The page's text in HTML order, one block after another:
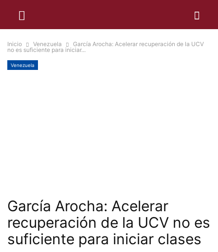
Inicio Venezuela
García Arocha: Acelerar recuperación de la UCV
no es suficiente para iniciar...
Venezuela
García Arocha: Acelerar
recuperación de la UCV no es
suficiente para iniciar clases